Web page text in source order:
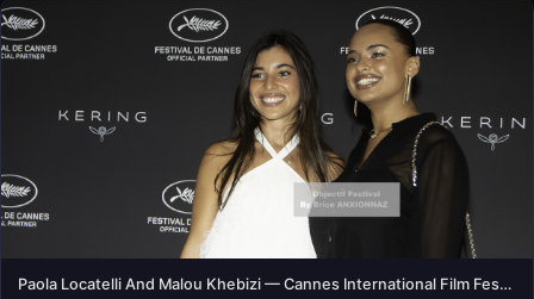
Paola Locatelli And Malou Khebizi — Cannes International Film Festival